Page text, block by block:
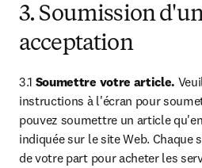
3. Soumission
acceptation
3.1 Soumettre votre article.
instructions à l'écran pour
pouvez soumettre un article
indiquée sur le site Web. Chaque
de votre part pour acheter les